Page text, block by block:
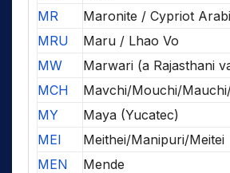
MR
Maronite / Cypriot
MRU
Maru / Lhao Vo
MW
Marwari (a Rajasthani
MCH
Mavchi/Mouchi/
MY
Maya (Yucatec)
MEI
Meithei/Manipuri/Meitei
MEN
Mende